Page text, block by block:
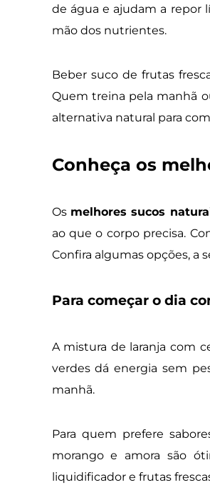
de água e ajudam a repor
mão dos nutrientes.
Beber suco de frutas
Quem treina pela manhã
alternativa natural para
Conheça os
Os melhores sucos
ao que o corpo precisa.
Confira algumas opções, a
Para começar o dia
A mistura de laranja com
verdes dá energia sem
manhã.
Para quem prefere
morango e amora são
liquidificador e frutas